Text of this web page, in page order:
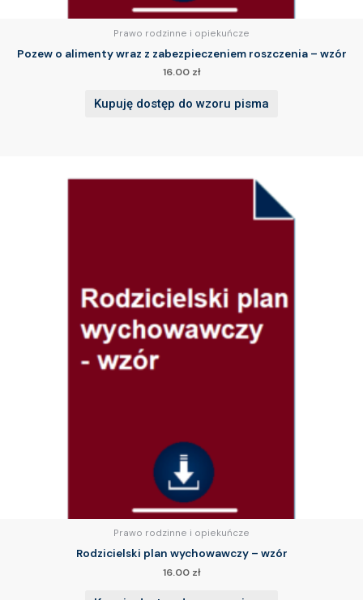
Prawo rodzinne i opiekuńcze
Pozew o alimenty wraz z zabezpieczeniem roszczenia – wzór
16.00 zł
Kupuję dostęp do wzoru pisma
Prawo rodzinne i opiekuńcze
Rodzicielski plan wychowawczy – wzór
16.00 zł